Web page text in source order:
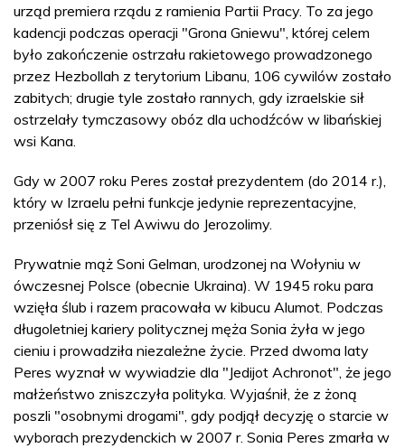
urząd premiera rządu z ramienia Partii Pracy. To za jego
kadencji podczas operacji "Grona Gniewu", której celem
było zakończenie ostrzału rakietowego prowadzonego
przez Hezbollah z terytorium Libanu, 106 cywilów zostało
zabitych; drugie tyle zostało rannych, gdy izraelskie sił
ostrzelały tymczasowy obóz dla uchodźców w libańskiej
wsi Kana.
Gdy w 2007 roku Peres został prezydentem (do 2014 r.),
który w Izraelu pełni funkcje jedynie reprezentacyjne,
przeniósł się z Tel Awiwu do Jerozolimy.
Prywatnie mąż Soni Gelman, urodzonej na Wołyniu w
ówczesnej Polsce (obecnie Ukraina). W 1945 roku para
wzięła ślub i razem pracowała w kibucu Alumot. Podczas
długoletniej kariery politycznej męża Sonia żyła w jego
cieniu i prowadziła niezależne życie. Przed dwoma laty
Peres wyznał w wywiadzie dla "Jedijot Achronot", że jego
małżeństwo zniszczyła polityka. Wyjaśnił, że z żoną
poszli "osobnymi drogami", gdy podjął decyzję o starcie w
wyborach prezydenckich w 2007 r. Sonia Peres zmarła w